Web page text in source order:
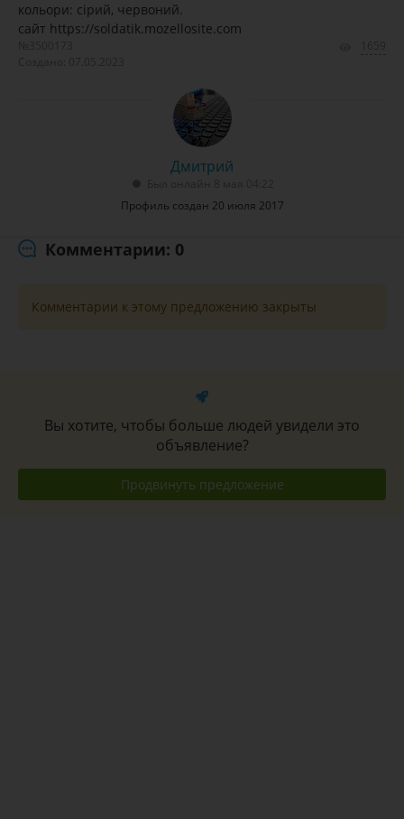
кольори: сірий, червоний.
сайт https://soldatik.mozellosite.com
Дмитрий
Профиль создан 20 июля 2017
Комментарии: 0
Комментарии к этому предложению закрыты
Вы хотите, чтобы больше людей увидели это
объявление?
Продвинуть предложение